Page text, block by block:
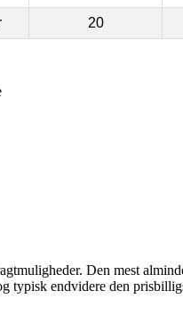
20
Den mest
typisk endvidere den